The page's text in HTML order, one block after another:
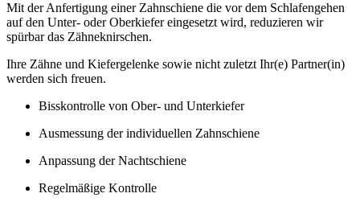
Mit der Anfertigung einer Zahnschiene die vor dem Schlafengehen
auf den Unter- oder Oberkiefer eingesetzt wird, reduzieren wir
spürbar das Zähneknirschen.
Ihre Zähne und Kiefergelenke sowie nicht zuletzt Ihr(e) Partner(in)
werden sich freuen.
Bisskontrolle von Ober- und Unterkiefer
Ausmessung der individuellen Zahnschiene
Anpassung der Nachtschiene
Regelmäßige Kontrolle